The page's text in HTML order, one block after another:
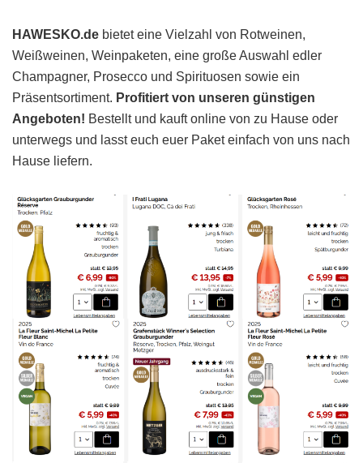
HAWESKO.de bietet eine Vielzahl von Rotweinen,
Weißweinen, Weinpaketen, eine große Auswahl edler
Champagner, Prosecco und Spirituosen sowie ein
Präsentsortiment. Profitiert von unseren günstigen
Angeboten! Bestellt und kauft online von zu Hause oder
unterwegs und lasst euch euer Paket einfach von uns nach
Hause liefern.